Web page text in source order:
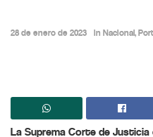
28 de enero de 2023 in Nacional,
La Suprema Corte de Justicia